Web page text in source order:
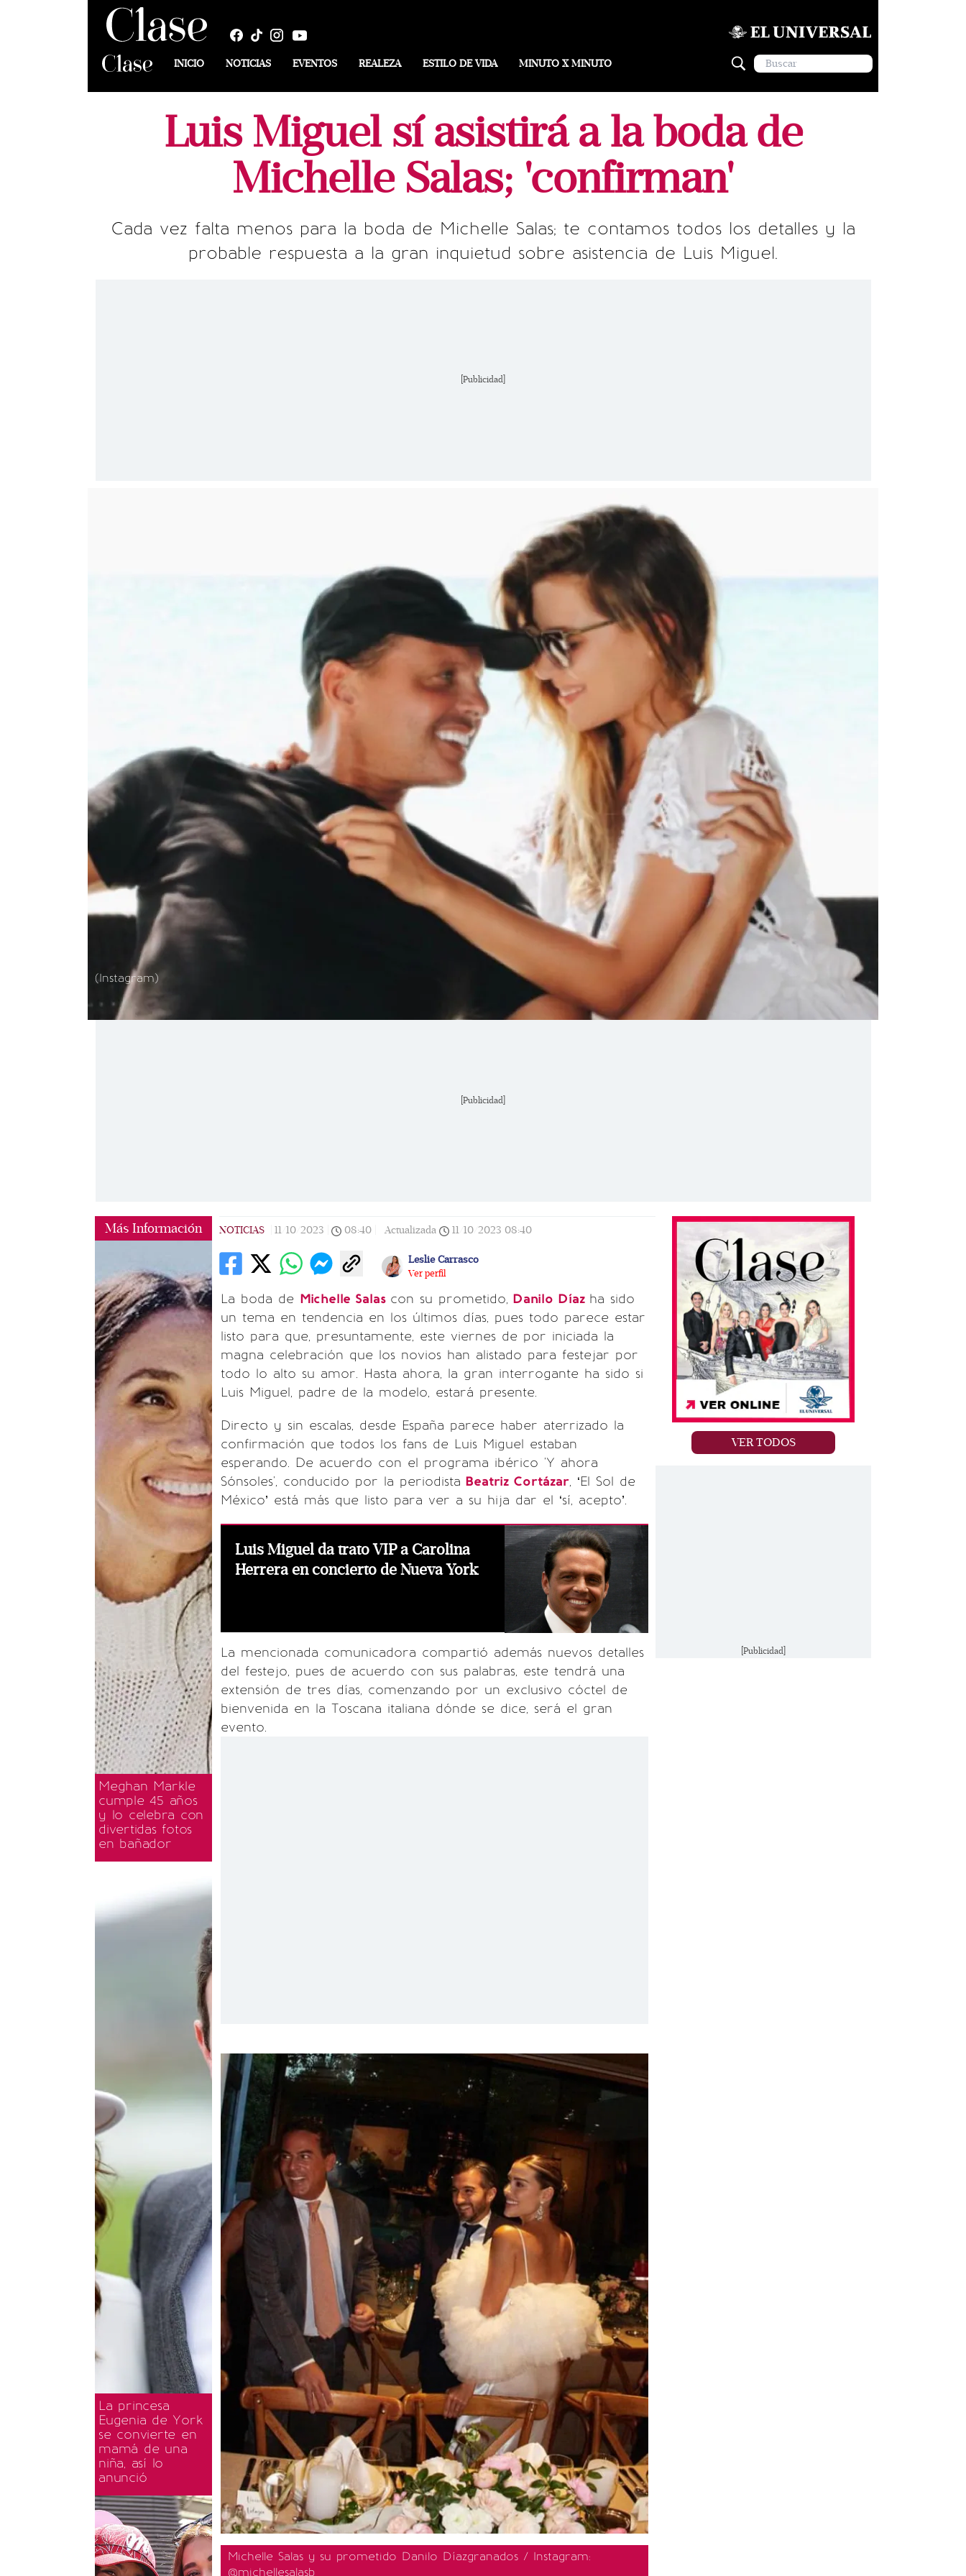
INICIO NOTICIAS EVENTOS REALEZA ESTILO DE VIDA MINUTO X MINUTO
Luis Miguel sí asistirá a la boda de
Michelle Salas; 'confirman'
Cada vez falta menos para la boda de Michelle Salas; te contamos todos los detalles y la
probable respuesta a la gran inquietud sobre asistencia de Luis Miguel.
[Publicidad]
(Instagram)
[Publicidad]
Más Información
Meghan Markle
cumple 45 años
y lo celebra con
divertidas fotos
en bañador
La princesa
Eugenia de York
se convierte en
mamá de una
niña, así lo
anunció
NOTICIAS 11/10/2023 08:40 Actualizada 11/10/2023 08:40
Leslie Carrasco
Ver perfil
La boda de Michelle Salas con su prometido, Danilo Díaz ha sido
un tema en tendencia en los últimos días, pues todo parece estar
listo para que, presuntamente, este viernes de por iniciada la
magna celebración que los novios han alistado para festejar por
todo lo alto su amor. Hasta ahora, la gran interrogante ha sido si
Luis Miguel, padre de la modelo, estará presente.
Directo y sin escalas, desde España parece haber aterrizado la
confirmación que todos los fans de Luis Miguel estaban
esperando. De acuerdo con el programa ibérico 'Y ahora
Sónsoles', conducido por la periodista Beatriz Cortázar, ‘El Sol de
México’ está más que listo para ver a su hija dar el ‘sí, acepto’.
Luis Miguel da trato VIP a Carolina
Herrera en concierto de Nueva York
La mencionada comunicadora compartió además nuevos detalles
del festejo, pues de acuerdo con sus palabras, este tendrá una
extensión de tres días, comenzando por un exclusivo cóctel de
bienvenida en la Toscana italiana dónde se dice, será el gran
evento.
Michelle Salas y su prometido Danilo Díazgranados / Instagram:
@michellesalasb
VER TODOS
[Publicidad]